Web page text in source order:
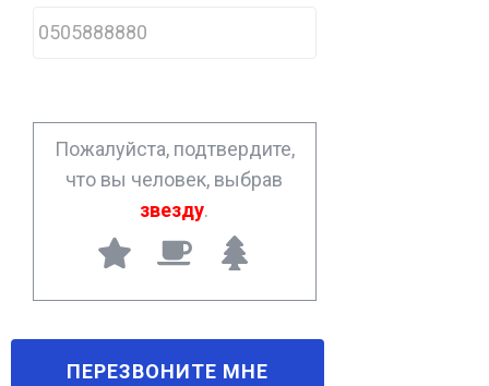
h
o
*
Пожалуйста, подтвердите,
что вы человек, выбрав
звезду.